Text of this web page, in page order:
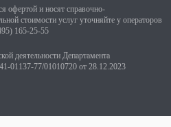
офертой и носят справочно-
стоимости услуг уточняйте у операторов
165-25-55
деятельности Департамента
01137-77/01010720 от 28.12.2023